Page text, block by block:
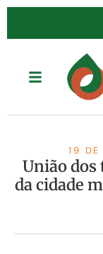
19
União dos
da cidade